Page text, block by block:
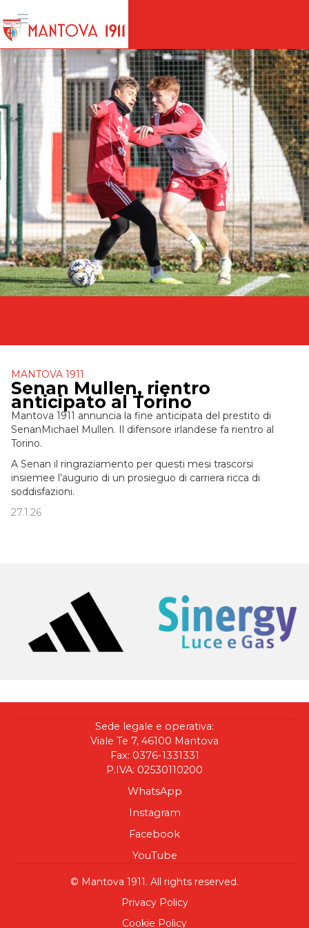
MANTOVA 1911
Senan Mullen, rientro
anticipato al Torino
Mantova 1911 annuncia la fine anticipata del prestito di
SenanMichael Mullen. Il difensore irlandese fa rientro al
Torino.
A Senan il ringraziamento per questi mesi trascorsi
insiemee l’augurio di un prosieguo di carriera ricca di
soddisfazioni.
27.1.26
Sede legale e operativa:
Viale Te 7, 46100 Mantova
Fax: 0376-1331331
P.IVA: 02530110200
WhatsApp
Instagram
Facebook
YouTube
© Mantova 1911. All rights reserved.
Privacy Policy
Cookie Policy